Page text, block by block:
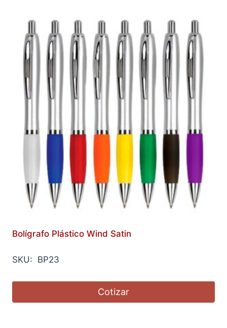
Bolígrafo Plástico Wind Satin
SKU: BP23
Cotizar